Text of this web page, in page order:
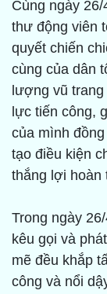
Cùng ngày
thư động viên
quyết chiến
cùng của dân
lượng vũ
lực tiến công,
của mình
tạo điều kiện
thắng lợi hoàn
Trong ngày
kêu gọi và
mẽ đều khắp
công và nổi